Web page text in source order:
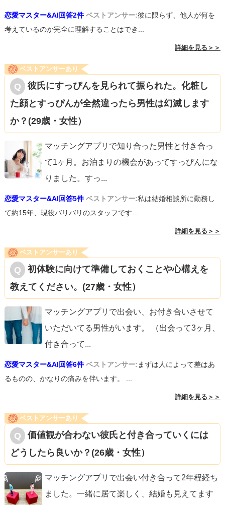
恋愛マスター&AI回答2件 ベストアンサー:彼に限らず、他人が何を
考えているのか完全に理解することはでき...
詳細を見る＞＞
ベストアンサーあり
彼氏にすっぴんを見られて振られた。化粧し
た顔とすっぴんが全然違ったら男性は幻滅します
か？(29歳・女性）
マッチングアプリで知り合った男性と付き合っ
て1ヶ月。お泊まりの機会があってすっぴんにな
りました。すっ...
恋愛マスター&AI回答5件 ベストアンサー:私は結婚相談所に勤務し
て約15年、現役バリバリのスタッフです...
詳細を見る＞＞
ベストアンサーあり
初体験に向けて準備しておくことや心構えを
教えてください。(27歳・女性）
マッチングアプリで出会い、お付き合いさせて
いただいてる男性がいます。 （出会って3ヶ月、
付き合って...
恋愛マスター&AI回答6件 ベストアンサー:まずは人によって差はあ
るものの、かなりの痛みを伴います。 ...
詳細を見る＞＞
ベストアンサーあり
価値観が合わない彼氏と付き合っていくには
どうしたら良いか？(26歳・女性）
マッチングアプリで出会い付き合って2年程経ち
ました。一緒に居て楽しく、結婚も見えてます